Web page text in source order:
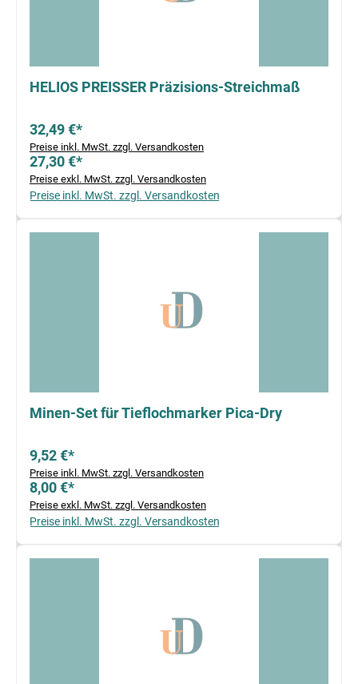
HELIOS PREISSER Präzisions-Streichmaß
32,49 €*
Preise inkl. MwSt. zzgl. Versandkosten
27,30 €*
Preise exkl. MwSt. zzgl. Versandkosten
Preise inkl. MwSt. zzgl. Versandkosten
Minen-Set für Tieflochmarker Pica-Dry
9,52 €*
Preise inkl. MwSt. zzgl. Versandkosten
8,00 €*
Preise exkl. MwSt. zzgl. Versandkosten
Preise inkl. MwSt. zzgl. Versandkosten